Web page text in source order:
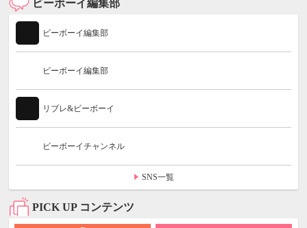
ビーボーイ編集部
ビーボーイ編集部
ビーボーイ編集部
リブレ&ビーボーイ
ビーボーイチャンネル
SNS一覧
PICK UP コンテンツ